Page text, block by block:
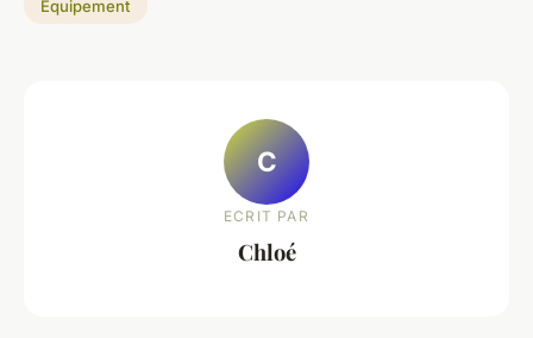
Equipement
C
ECRIT PAR
Chloé